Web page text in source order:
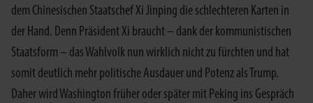
dem Chinesischen Staatschef Xi Jinping die schlechteren Karten in
der Hand. Denn Präsident Xi braucht – dank der kommunistischen
Staatsform – das Wahlvolk nun wirklich nicht zu fürchten und hat
somit deutlich mehr politische Ausdauer und Potenz als Trump.
Daher wird Washington früher oder später mit Peking ins Gespräch